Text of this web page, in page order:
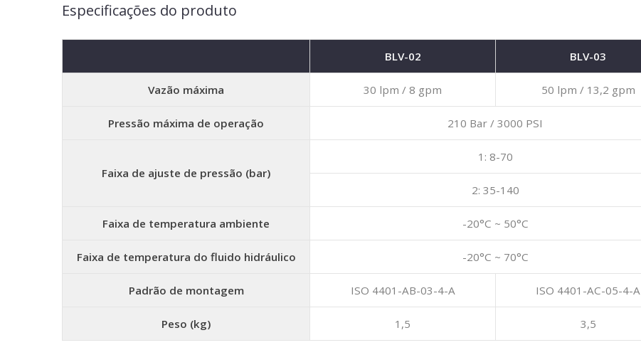
Especificações do produto
BLV-02 BLV-03
Vazão máxima 30 lpm / 8 gpm 50 lpm / 13,2 gpm
Pressão máxima de operação 210 Bar / 3000 PSI
Faixa de ajuste de pressão (bar)
1: 8-70
2: 35-140
Faixa de temperatura ambiente -20°C ~ 50°C
Faixa de temperatura do fluido hidráulico -20°C ~ 70°C
Padrão de montagem ISO 4401-AB-03-4-A ISO 4401-AC-05-4-A
Peso (kg) 1,5 3,5